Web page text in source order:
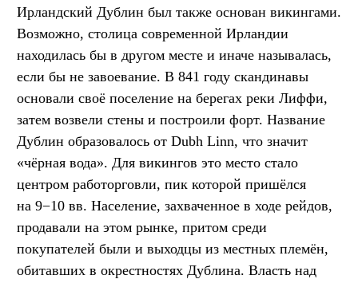
Ирландский Дублин был также основан викингами.
Возможно, столица современной Ирландии
находилась бы в другом месте и иначе называлась,
если бы не завоевание. В 841 году скандинавы
основали своё поселение на берегах реки Лиффи,
затем возвели стены и построили форт. Название
Дублин образовалось от Dubh Linn, что значит
«чёрная вода». Для викингов это место стало
центром работорговли, пик которой пришёлся
на 9−10 вв. Население, захваченное в ходе рейдов,
продавали на этом рынке, притом среди
покупателей были и выходцы из местных племён,
обитавших в окрестностях Дублина. Власть над